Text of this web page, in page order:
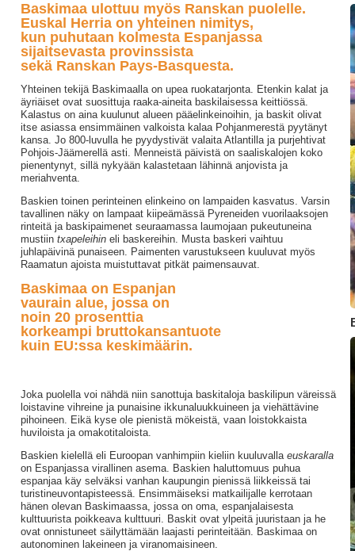
Baskimaa ulottuu myös Ranskan puolelle.
Euskal Herria on yhteinen nimitys,
kun puhutaan kolmesta Espanjassa
sijaitsevasta provinssista
sekä Ranskan Pays-Basquesta.
Yhteinen tekijä Baskimaalla on upea ruokatarjonta. Etenkin kalat ja
äyriäiset ovat suosittuja raaka-aineita baskilaisessa keittiössä.
Kalastus on aina kuulunut alueen pääelinkeinoihin, ja baskit olivat
itse asiassa ensimmäinen valkoista kalaa Pohjanmerestä pyytänyt
kansa. Jo 800-luvulla he pyydystivät valaita Atlantilla ja purjehtivat
Pohjois-Jäämerellä asti. Menneistä päivistä on saaliskalojen koko
pienentynyt, sillä nykyään kalastetaan lähinnä anjovista ja
meriahventa.
Baskien toinen perinteinen elinkeino on lampaiden kasvatus. Varsin
tavallinen näky on lampaat kiipeämässä Pyreneiden vuorilaaksojen
rinteitä ja baskipaimenet seuraamassa laumojaan pukeutuneina
mustiin txapeleihineli baskereihin. Musta baskeri vaihtuu
juhlapäivinä punaiseen. Paimenten varustukseen kuuluvat myös
Raamatun ajoista muistuttavat pitkät paimensauvat.
Baskimaa on Espanjan
vaurain alue, jossa on
noin 20 prosenttia
korkeampi bruttokansantuote
kuin EU:ssa keskimäärin.
Joka puolella voi nähdä niin sanottuja baskitaloja baskilipun väreissä
loistavine vihreine ja punaisine ikkunaluukkuineen ja viehättävine
pihoineen. Eikä kyse ole pienistä mökeistä, vaan loistokkaista
huviloista ja omakotitaloista.
Baskien kielellä eli Euroopan vanhimpiin kieliin kuuluvalla euskaralla
on Espanjassa virallinen asema. Baskien haluttomuus puhua
espanjaa käy selväksi vanhan kaupungin pienissä liikkeissä tai
turistineuvontapisteessä. Ensimmäiseksi matkailijalle kerrotaan
hänen olevan Baskimaassa, jossa on oma, espanjalaisesta
kulttuurista poikkeava kulttuuri. Baskit ovat ylpeitä juuristaan ja he
ovat onnistuneet säilyttämään laajasti perinteitään. Baskimaa on
autonominen lakeineen ja viranomaisineen.